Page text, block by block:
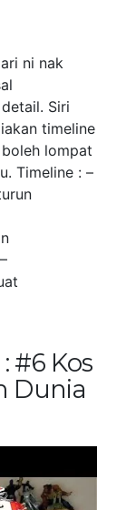
ni nak
Siri
timeline
lompat
Timeline : –
#6 Kos
Dunia